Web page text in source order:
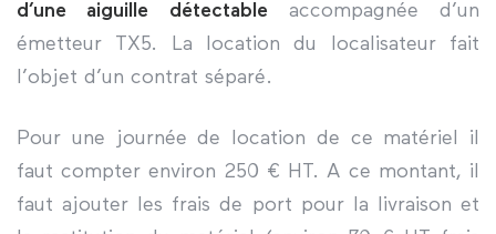
d’une aiguille détectable accompagnée d’un
émetteur TX5. La location du localisateur fait
l’objet d’un contrat séparé.
Pour une journée de location de ce matériel il
faut compter environ 250 € HT. A ce montant, il
faut ajouter les frais de port pour la livraison et